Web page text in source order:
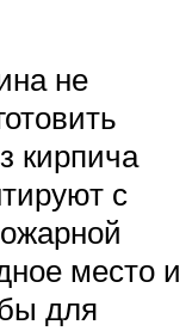
не
кирпича
с
место и
для